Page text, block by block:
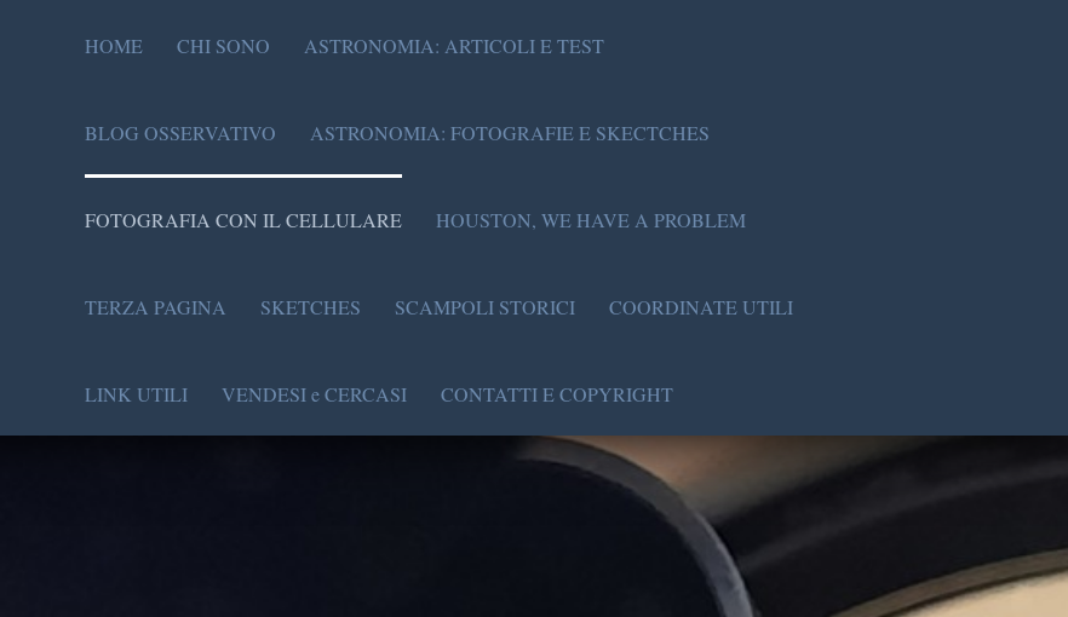
HOME CHI SONO ASTRONOMIA: ARTICOLI E TEST
BLOG OSSERVATIVO ASTRONOMIA: FOTOGRAFIE E SKECTCHES
FOTOGRAFIA CON IL CELLULARE HOUSTON, WE HAVE A PROBLEM
TERZA PAGINA SKETCHES SCAMPOLI STORICI COORDINATE UTILI
LINK UTILI VENDESI e CERCASI CONTATTI E COPYRIGHT